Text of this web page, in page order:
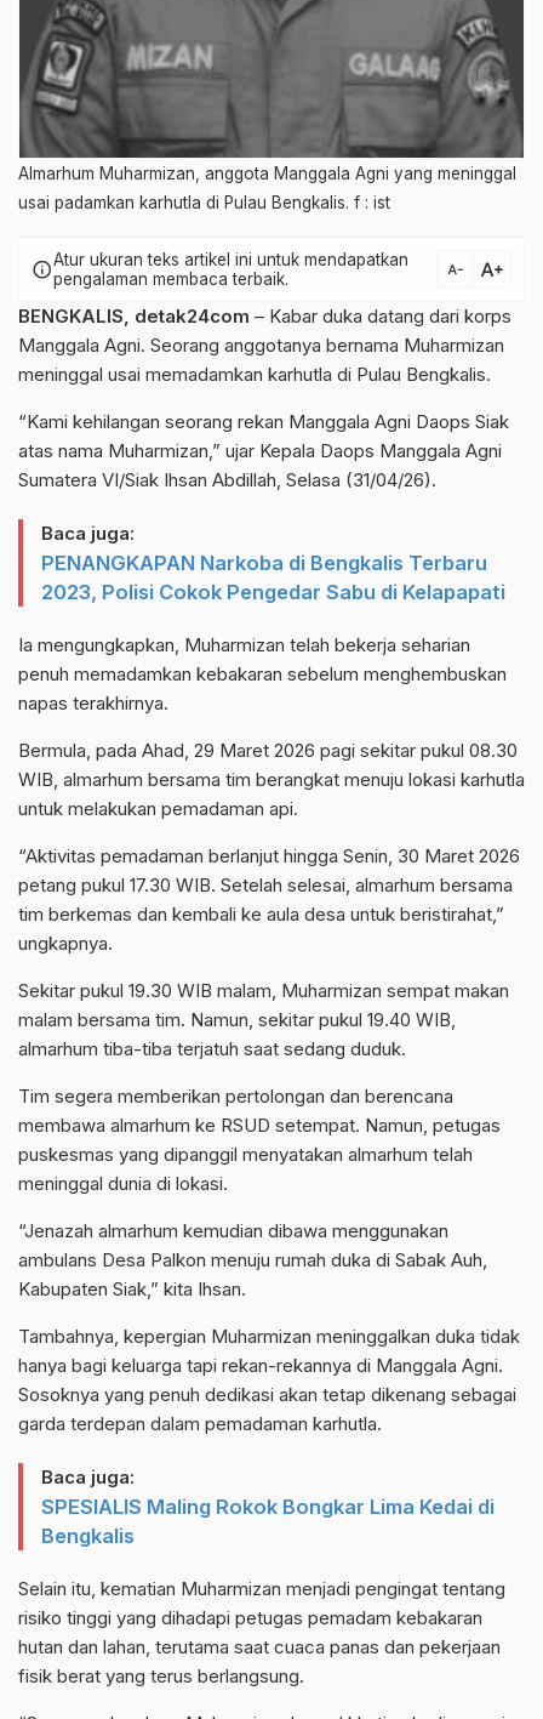
Almarhum Muharmizan, anggota Manggala Agni yang meninggal
usai padamkan karhutla di Pulau Bengkalis. f : ist
infoAtur ukuran teks artikel ini untuk mendapatkan
pengalaman membaca terbaik.
text_decrease text_increase
BENGKALIS, detak24com – Kabar duka datang dari korps
Manggala Agni. Seorang anggotanya bernama Muharmizan
meninggal usai memadamkan karhutla di Pulau Bengkalis.
“Kami kehilangan seorang rekan Manggala Agni Daops Siak
atas nama Muharmizan,” ujar Kepala Daops Manggala Agni
Sumatera VI/Siak Ihsan Abdillah, Selasa (31/04/26).
Baca juga:
PENANGKAPAN Narkoba di Bengkalis Terbaru
2023, Polisi Cokok Pengedar Sabu di Kelapapati
Ia mengungkapkan, Muharmizan telah bekerja seharian
penuh memadamkan kebakaran sebelum menghembuskan
napas terakhirnya.
Bermula, pada Ahad, 29 Maret 2026 pagi sekitar pukul 08.30
WIB, almarhum bersama tim berangkat menuju lokasi karhutla
untuk melakukan pemadaman api.
“Aktivitas pemadaman berlanjut hingga Senin, 30 Maret 2026
petang pukul 17.30 WIB. Setelah selesai, almarhum bersama
tim berkemas dan kembali ke aula desa untuk beristirahat,”
ungkapnya.
Sekitar pukul 19.30 WIB malam, Muharmizan sempat makan
malam bersama tim. Namun, sekitar pukul 19.40 WIB,
almarhum tiba-tiba terjatuh saat sedang duduk.
Tim segera memberikan pertolongan dan berencana
membawa almarhum ke RSUD setempat. Namun, petugas
puskesmas yang dipanggil menyatakan almarhum telah
meninggal dunia di lokasi.
“Jenazah almarhum kemudian dibawa menggunakan
ambulans Desa Palkon menuju rumah duka di Sabak Auh,
Kabupaten Siak,” kita Ihsan.
Tambahnya, kepergian Muharmizan meninggalkan duka tidak
hanya bagi keluarga tapi rekan-rekannya di Manggala Agni.
Sosoknya yang penuh dedikasi akan tetap dikenang sebagai
garda terdepan dalam pemadaman karhutla.
Baca juga:
SPESIALIS Maling Rokok Bongkar Lima Kedai di
Bengkalis
Selain itu, kematian Muharmizan menjadi pengingat tentang
risiko tinggi yang dihadapi petugas pemadam kebakaran
hutan dan lahan, terutama saat cuaca panas dan pekerjaan
fisik berat yang terus berlangsung.